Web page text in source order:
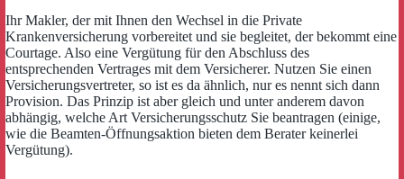
Ihr Makler, der mit Ihnen den Wechsel in die Private
Krankenversicherung vorbereitet und sie begleitet, der bekommt eine
Courtage. Also eine Vergütung für den Abschluss des
entsprechenden Vertrages mit dem Versicherer. Nutzen Sie einen
Versicherungsvertreter, so ist es da ähnlich, nur es nennt sich dann
Provision. Das Prinzip ist aber gleich und unter anderem davon
abhängig, welche Art Versicherungsschutz Sie beantragen (einige,
wie die Beamten-Öffnungsaktion bieten dem Berater keinerlei
Vergütung).